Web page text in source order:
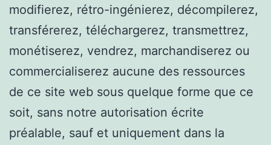
modifierez, rétro-ingénierez, décompilerez,
transférerez, téléchargerez, transmettrez,
monétiserez, vendrez, marchandiserez ou
commercialiserez aucune des ressources
de ce site web sous quelque forme que ce
soit, sans notre autorisation écrite
préalable, sauf et uniquement dans la